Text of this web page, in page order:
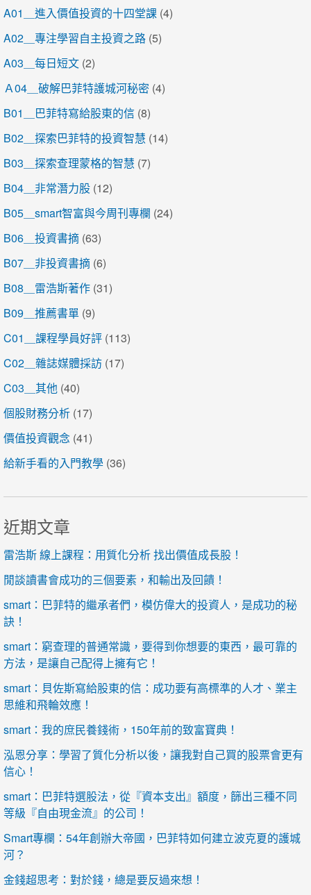
A01＿進入價值投資的十四堂課 (4)
A02＿專注學習自主投資之路 (5)
A03＿每日短文 (2)
Ａ04＿破解巴菲特護城河秘密 (4)
B01＿巴菲特寫給股東的信 (8)
B02＿探索巴菲特的投資智慧 (14)
B03＿探索查理蒙格的智慧 (7)
B04＿非常潛力股 (12)
B05＿smart智富與今周刊專欄 (24)
B06＿投資書摘 (63)
B07＿非投資書摘 (6)
B08＿雷浩斯著作 (31)
B09＿推薦書單 (9)
C01＿課程學員好評 (113)
C02＿雜誌媒體採訪 (17)
C03＿其他 (40)
個股財務分析 (17)
價值投資觀念 (41)
給新手看的入門教學 (36)
近期文章
雷浩斯 線上課程：用質化分析 找出價值成長股！
閒談讀書會成功的三個要素，和輸出及回饋！
smart：巴菲特的繼承者們，模仿偉大的投資人，是成功的秘
訣！
smart：窮查理的普通常識，要得到你想要的東西，最可靠的
方法，是讓自己配得上擁有它！
smart：貝佐斯寫給股東的信：成功要有高標準的人才、業主
思維和飛輪效應！
smart：我的庶民養錢術，150年前的致富寶典！
泓恩分享：學習了質化分析以後，讓我對自己買的股票會更有
信心！
smart：巴菲特選股法，從『資本支出』額度，篩出三種不同
等級『自由現金流』的公司！
Smart專欄：54年創辦大帝國，巴菲特如何建立波克夏的護城
河？
金錢超思考：對於錢，總是要反過來想！